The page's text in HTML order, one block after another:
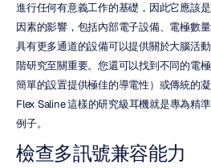
進行任何有意義工作的基礎，因此它應該
因素的影響，包括內部電子設備、電極數
具有更多通道的設備可以提供關於大腦活
階研究至關重要。您還可以找到不同的電
簡單的設置提供極佳的導電性）或傳統的
Flex Saline 這樣的研究級耳機就是專為精
例子。
檢查多訊號兼容能力